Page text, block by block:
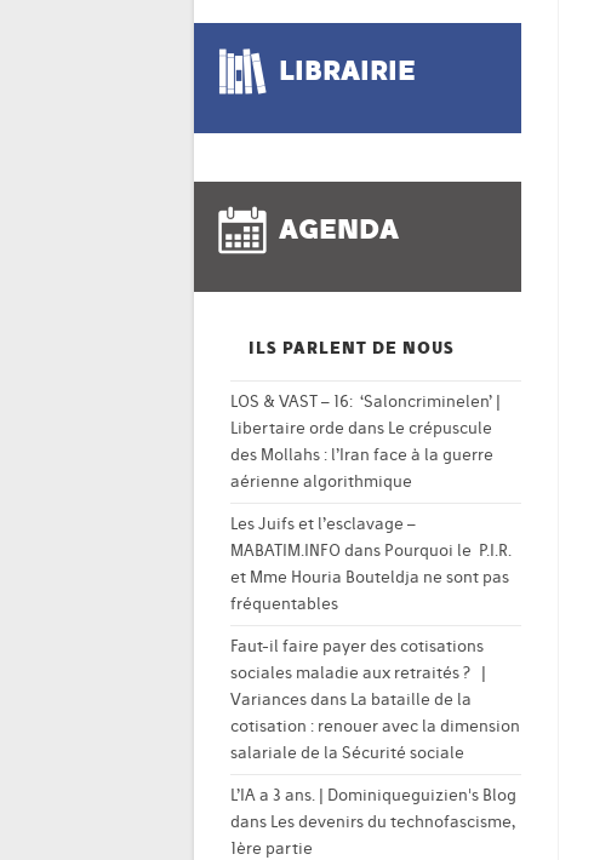
LIBRAIRIE
AGENDA
ILS PARLENT DE NOUS
LOS & VAST – 16: ‘Saloncriminelen’ |
Libertaire orde dans Le crépuscule
des Mollahs : l’Iran face à la guerre
aérienne algorithmique
Les Juifs et l’esclavage –
MABATIM.INFO dans Pourquoi le P.I.R.
et Mme Houria Bouteldja ne sont pas
fréquentables
Faut-il faire payer des cotisations
sociales maladie aux retraités ? |
Variancesdans La bataille de la
cotisation : renouer avec la dimension
salariale de la Sécurité sociale
L’IA a 3 ans. | Dominiqueguizien's Blog
dans Les devenirs du technofascisme,
1ère partie